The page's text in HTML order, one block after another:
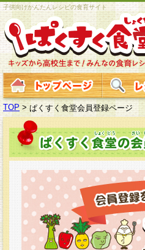
子供向けかんたんレシピの食育サイト
TOP > ぱくすく食堂会員登録ページ